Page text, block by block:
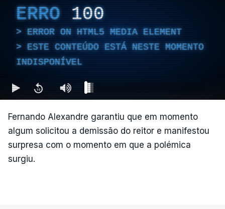
ERRO 100
ERROR ON HTML5 MEDIA ELEMENT
ESTE CONTEÚDO ESTÁ NESTE MOMENTO
INDISPONÍVEL
Fernando Alexandre garantiu que em momento
algum solicitou a demissão do reitor e manifestou
surpresa com o momento em que a polémica
surgiu.